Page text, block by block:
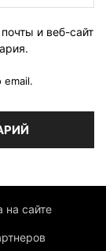
и веб-сайт
email.
на сайте